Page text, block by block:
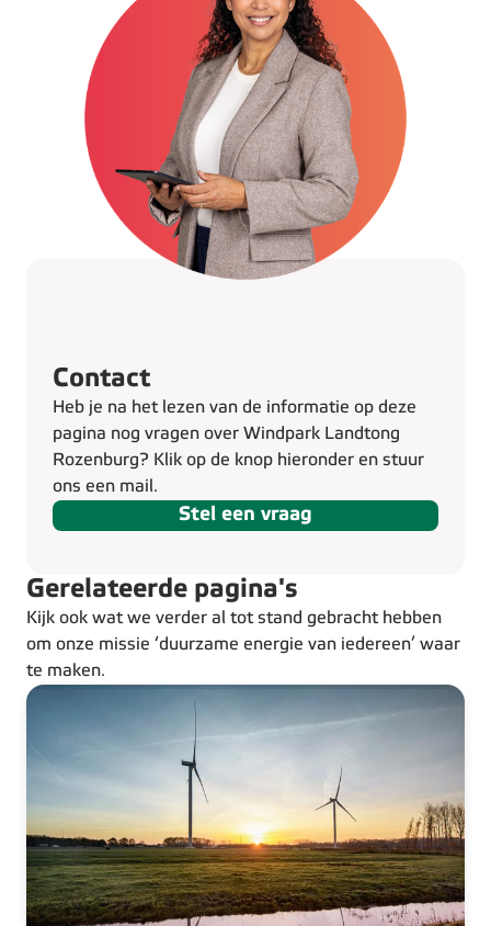
Contact
Heb je na het lezen van de informatie op deze
pagina nog vragen over Windpark Landtong
Rozenburg? Klik op de knop hieronder en stuur
ons een mail.
Stel een vraag
Gerelateerde pagina's
Kijk ook wat we verder al tot stand gebracht hebben
om onze missie ‘duurzame energie van iedereen’ waar
te maken.